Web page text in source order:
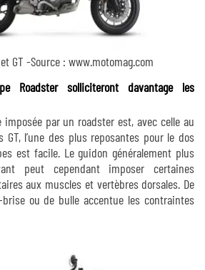
GT -Source : www.motomag.com
Roadster solliciteront davantage les
par un roadster est, avec celle au
l’une des plus reposantes pour le dos
est facile. Le guidon généralement plus
peut cependant imposer certaines
aux muscles et vertèbres dorsales. De
brise ou de bulle accentue les contraintes